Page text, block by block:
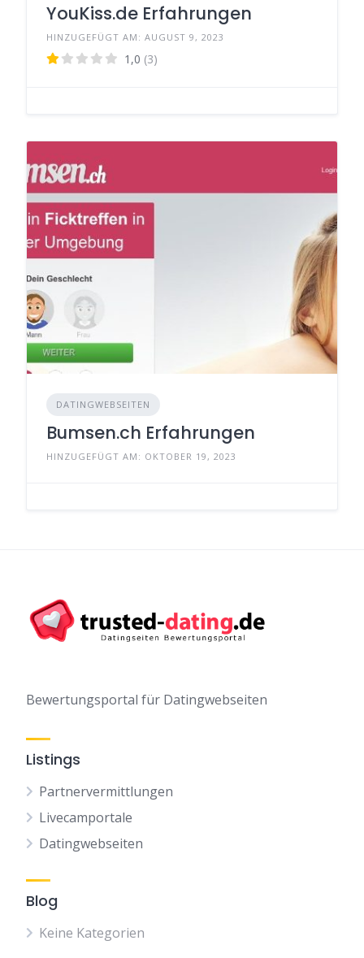
YouKiss.de Erfahrungen
HINZUGEFÜGT AM: AUGUST 9, 2023
1,0 (3)
DATINGWEBSEITEN
Bumsen.ch Erfahrungen
HINZUGEFÜGT AM: OKTOBER 19, 2023
Bewertungsportal für Datingwebseiten
Listings
Partnervermittlungen
Livecamportale
Datingwebseiten
Blog
Keine Kategorien